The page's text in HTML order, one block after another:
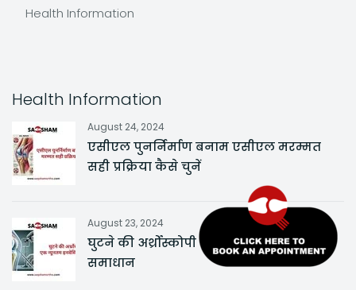
Health Information
Health Information
August 24, 2024
एसीएल पुनर्निर्माण बनाम एसीएल मरम्मत
सही प्रक्रिया कैसे चुनें
August 23, 2024
घुटने की अर्थ्रोस्कोपी एक न्यूनतम इनवेसिव
समाधान